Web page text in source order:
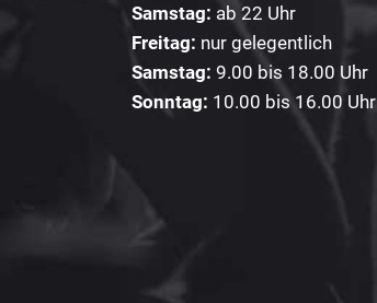
Samstag: ab 22 Uhr
Freitag: nur gelegentlich
Samstag: 9.00 bis 18.00 Uhr
Sonntag: 10.00 bis 16.00 Uhr